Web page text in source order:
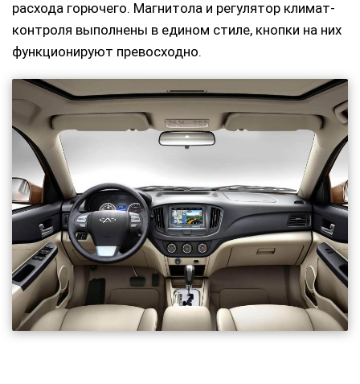
расхода горючего. Магнитола и регулятор климат-
контроля выполнены в едином стиле, кнопки на них
функционируют превосходно.